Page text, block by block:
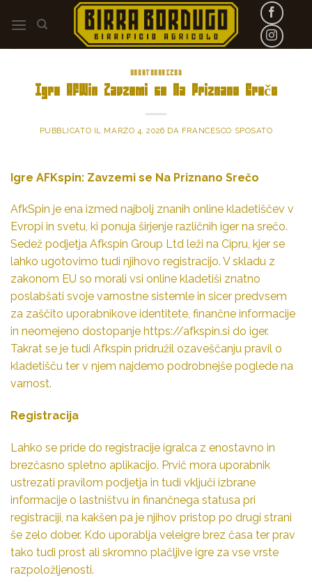
UNCATEGORIZED
Igre AFWin Zavzemi se Na Priznano Srečo
PUBBLICATO IL MARZO 4, 2026 DA FRANCESCO SPOSATO
Igre AFKspin: Zavzemi se Na Priznano Srečo
AfkSpin je ena izmed najbolj znanih online kladetiščev v
Evropi in svetu, ki ponuja širjenje različnih iger na srečo.
Sedež podjetja Afkspin Group Ltd leži na Cipru, kjer se
lahko ugotovimo tudi njihovo registracijo. V skladu z
zakonom EU so morali vsi online kladetiši znatno
poslabšati svoje varnostne sistemle in sicer predvsem
za zaščito uporabnikove identitete, finančne informacije
in neomejeno dostopanje https://afkspin.si do iger.
Takrat se je tudi Afkspin pridružil ozaveščanju pravil o
kladetišču ter v njem najdemo podrobnejše poglede na
varnost.
Registracija
Lahko se pride do registracije igralca z enostavno in
brezčasno spletno aplikacijo. Prvič mora uporabnik
ustrezati pravilom podjetja in tudi vključi izbrane
informacije o lastništvu in finančnega statusa pri
registraciji, na kakšen pa je njihov pristop po drugi strani
še zelo dober. Kdo uporablja veleigre brez časa ter prav
tako tudi prost ali skromno plačljive igre za vse vrste
razpoložljenosti.